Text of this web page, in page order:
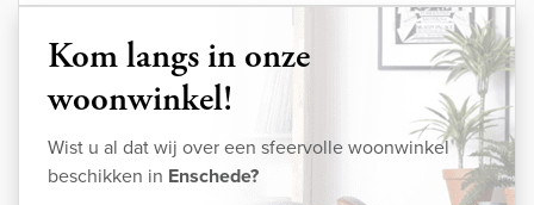
Kom langs in onze
woonwinkel!
Wist u al dat wij over een sfeervolle woonwinkel
beschikken in Enschede?